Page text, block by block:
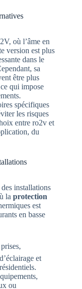
où l’âme en
version est plus
dans le
sa
être plus
qui impose
spécifiques
les risques
entre ro2v et
du
installations
la protection
est
en basse
et
ou